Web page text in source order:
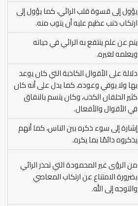
يؤول إلى قسوة قلب الرائي، كما يؤول إلى
ارتكاب ذنب عظيم عليه أن يتوب منه.
ينم عن علم ينتفع به الرائي في حياته
ويعلمه لغيره.
دلالة على الأقوال الكاذبة التي كان يوعد
بها ولا يوفي وعوده، كما يدل على أنه كان
كثير الحلفان الكذب، وكان يتسم بالنفاق
في الأقوال والأفعال.
إشارة إلى سوء ذكره بين الناس، كما أنهم
يذكروه دائمًا بما يكره.
من الرؤى غير المحمودة التي تحذر الرائي
بضرورة الامتناع عن ارتكاب المعاصي
والتوجه إلى الله.